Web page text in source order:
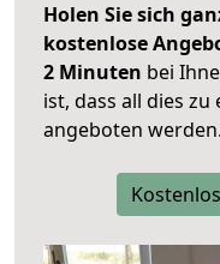
Holen Sie sich
kostenlose
2 Minuten bei
ist, dass all dies
angeboten werden.